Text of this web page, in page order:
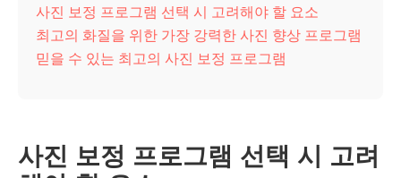
사진 보정 프로그램 선택 시 고려해야 할 요소
최고의 화질을 위한 가장 강력한 사진 향상 프로그램
믿을 수 있는 최고의 사진 보정 프로그램
사진 보정 프로그램 선택 시 고려